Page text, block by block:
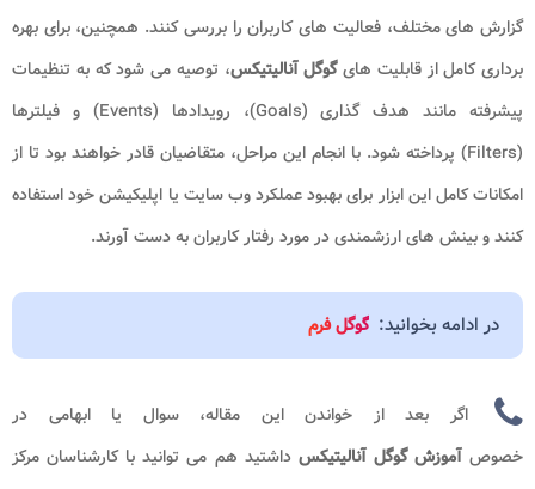
گزارش های مختلف، فعالیت های کاربران را بررسی کنند. همچنین، برای بهره
برداری کامل از قابلیت هایگوگل آنالیتیکس، توصیه می شود که به تنظیمات
پیشرفته مانند هدف گذاری (Goals)، رویدادها (Events) و فیلترها
(Filters) پرداخته شود. با انجام این مراحل، متقاضیان قادر خواهند بود تا از
امکانات کامل این ابزار برای بهبود عملکرد وب سایت یا اپلیکیشن خود استفاده
کنند و بینش های ارزشمندی در مورد رفتار کاربران به دست آورند.
در ادامه بخوانید: گوگل فرم
اگر بعد از خواندن این مقاله، سوال یا ابهامی در
خصوص آموزش گوگل آنالیتیکس داشتید هم می توانید با کارشناسان مرکز